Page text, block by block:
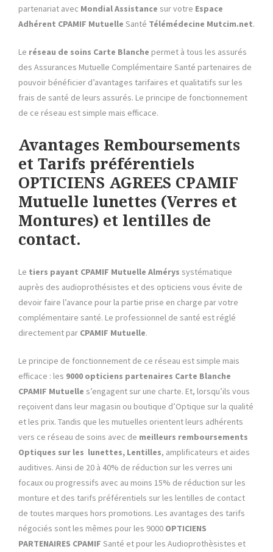
partenariat avec Mondial Assistance sur votre Espace
Adhérent CPAMIF Mutuelle Santé Télémédecine Mutcim.net.
Le réseau de soins Carte Blanche permet à tous les assurés
des Assurances Mutuelle Complémentaire Santé partenaires de
pouvoir bénéficier d’avantages tarifaires et qualitatifs sur les
frais de santé de leurs assurés. Le principe de fonctionnement
de ce réseau est simple mais efficace.
Avantages Remboursements
et Tarifs préférentiels
OPTICIENS AGREES CPAMIF
Mutuelle lunettes (Verres et
Montures) et lentilles de
contact.
Le tiers payant CPAMIF Mutuelle Almérys systématique
auprès des audioprothésistes et des opticiens vous évite de
devoir faire l’avance pour la partie prise en charge par votre
complémentaire santé. Le professionnel de santé est réglé
directement par CPAMIF Mutuelle.
Le principe de fonctionnement de ce réseau est simple mais
efficace : les 9000 opticiens partenaires Carte Blanche
CPAMIF Mutuelle s’engagent sur une charte. Et, lorsqu’ils vous
reçoivent dans leur magasin ou boutique d’Optique sur la qualité
et les prix. Tandis que les mutuelles orientent leurs adhérents
vers ce réseau de soins avec de meilleurs remboursements
Optiques sur les lunettes, Lentilles, amplificateurs et aides
auditives. Ainsi de 20 à 40% de réduction sur les verres uni
focaux ou progressifs avec au moins 15% de réduction sur les
monture et des tarifs préférentiels sur les lentilles de contact
de toutes marques hors promotions. Les avantages des tarifs
négociés sont les mêmes pour les 9000 OPTICIENS
PARTENAIRES CPAMIF Santé et pour les Audioprothèsistes et